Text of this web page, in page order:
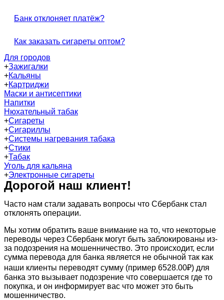
Банк отклоняет платёж?
Как заказать сигареты оптом?
Для городов
+Зажигалки
+Кальяны
+Картриджи
Маски и антисептики
Напитки
Нюхательный табак
+Сигареты
+Сигариллы
+Системы нагревания табака
+Стики
+Табак
Уголь для кальяна
+Электронные сигареты
Дорогой наш клиент!
Часто нам стали задавать вопросы что Сбербанк стал
отклонять операции.
Мы хотим обратить ваше внимание на то, что некоторые
переводы через Сбербанк могут быть заблокированы из-
за подозрения на мошенничество. Это происходит, если
сумма перевода для банка является не обычной так как
наши клиенты переводят сумму (пример 6528.00₽) для
банка это вызывает подозрение что совершается где то
покупка, и он информирует вас что может это быть
мошенничество.